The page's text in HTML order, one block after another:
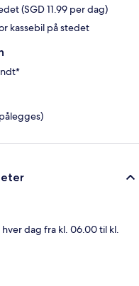
(SGD 11.99 per dag)
kassebil på stedet
dag fra kl. 06.00 til kl.